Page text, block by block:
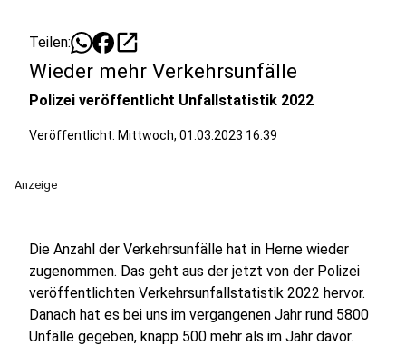
Teilen: open_in_new
Wieder mehr Verkehrsunfälle
Polizei veröffentlicht Unfallstatistik 2022
Veröffentlicht: Mittwoch, 01.03.2023 16:39
Anzeige
Die Anzahl der Verkehrsunfälle hat in Herne wieder
zugenommen. Das geht aus der jetzt von der Polizei
veröffentlichten Verkehrsunfallstatistik 2022 hervor.
Danach hat es bei uns im vergangenen Jahr rund 5800
Unfälle gegeben, knapp 500 mehr als im Jahr davor.